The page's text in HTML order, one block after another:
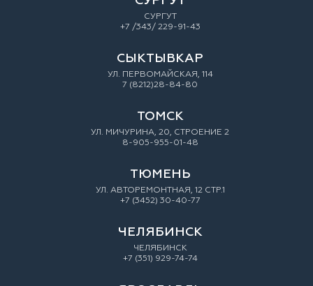
СУРГУТ
+7 /343/ 229-91-43
СЫКТЫВКАР
УЛ. ПЕРВОМАЙСКАЯ, 114
7 (8212)28-84-80
ТОМСК
УЛ. МИЧУРИНА, 20, СТРОЕНИЕ 2
8-905-955-01-48
ТЮМЕНЬ
УЛ. АВТОРЕМОНТНАЯ, 12 СТР.1
+7 (3452) 30-40-77
ЧЕЛЯБИНСК
ЧЕЛЯБИНСК
+7 (351) 929-74-74